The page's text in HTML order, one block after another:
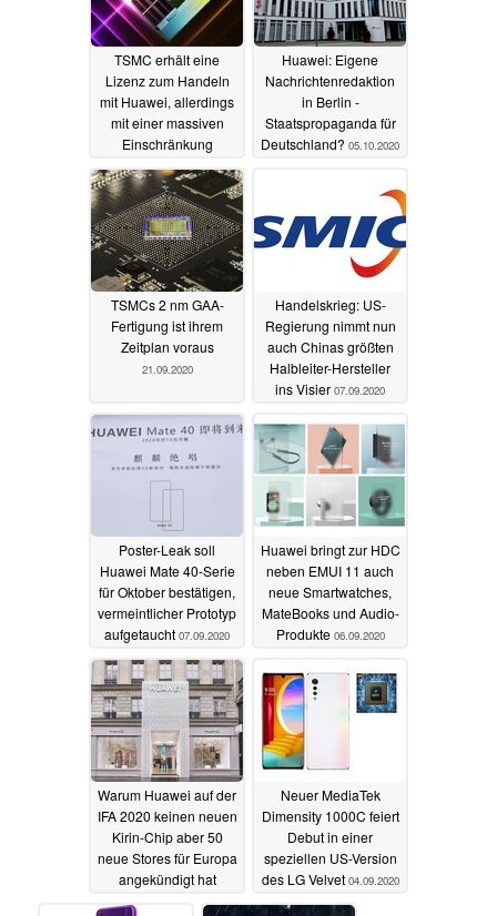
TSMC erhält eine
Lizenz zum Handeln
mit Huawei, allerdings
mit einer massiven
Einschränkung
12.10.2020
Huawei: Eigene
Nachrichtenredaktion
in Berlin -
Staatspropaganda für
Deutschland? 05.10.2020
TSMCs 2 nm GAA-
Fertigung ist ihrem
Zeitplan voraus
21.09.2020
Handelskrieg: US-
Regierung nimmt nun
auch Chinas größten
Halbleiter-Hersteller
ins Visier 07.09.2020
Poster-Leak soll
Huawei Mate 40-Serie
für Oktober bestätigen,
vermeintlicher Prototyp
aufgetaucht 07.09.2020
Huawei bringt zur HDC
neben EMUI 11 auch
neue Smartwatches,
MateBooks und Audio-
Produkte 06.09.2020
Warum Huawei auf der
IFA 2020 keinen neuen
Kirin-Chip aber 50
neue Stores für Europa
angekündigt hat
Neuer MediaTek
Dimensity 1000C feiert
Debut in einer
speziellen US-Version
des LG Velvet 04.09.2020